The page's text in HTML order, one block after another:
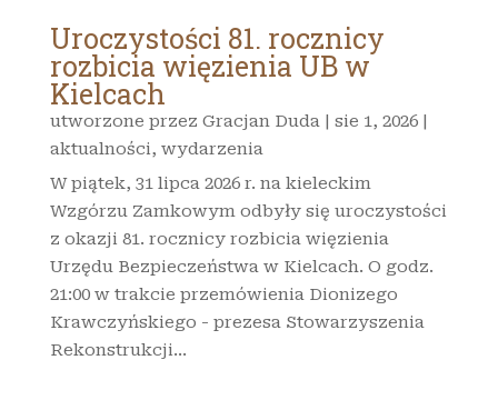
Uroczystości 81. rocznicy
rozbicia więzienia UB w
Kielcach
utworzone przez Gracjan Duda| sie 1, 2026|
aktualności, wydarzenia
W piątek, 31 lipca 2026 r. na kieleckim
Wzgórzu Zamkowym odbyły się uroczystości
z okazji 81. rocznicy rozbicia więzienia
Urzędu Bezpieczeństwa w Kielcach. O godz.
21:00 w trakcie przemówienia Dionizego
Krawczyńskiego - prezesa Stowarzyszenia
Rekonstrukcji...